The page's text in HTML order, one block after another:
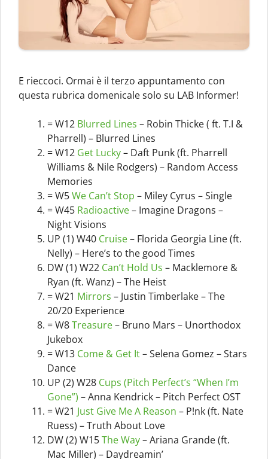
E rieccoci. Ormai è il terzo appuntamento con
questa rubrica domenicale solo su LAB Informer!
= W12 Blurred Lines – Robin Thicke ( ft. T.I &
Pharrell) – Blurred Lines
= W12 Get Lucky– Daft Punk (ft. Pharrell
Williams & Nile Rodgers) – Random Access
Memories
= W5We Can’t Stop – Miley Cyrus – Single
= W45 Radioactive– Imagine Dragons –
Night Visions
UP (1) W40 Cruise– Florida Georgia Line (ft.
Nelly) – Here’s to the good Times
DW (1) W22 Can’t Hold Us – Macklemore &
Ryan (ft. Wanz) – The Heist
= W21 Mirrors – Justin Timberlake – The
20/20 Experience
= W8Treasure– Bruno Mars – Unorthodox
Jukebox
= W13 Come & Get It– Selena Gomez – Stars
Dance
UP (2) W28 Cups (Pitch Perfect’s “When I’m
Gone”) – Anna Kendrick – Pitch Perfect OST
= W21 Just Give Me A Reason – P!nk (ft. Nate
Ruess) – Truth About Love
DW (2) W15The Way– Ariana Grande (ft.
Mac Miller) – Daydreamin’